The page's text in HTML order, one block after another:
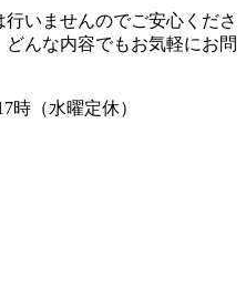
いませんのでご安心くださ
んな内容でもお気軽にお問
時（水曜定休）